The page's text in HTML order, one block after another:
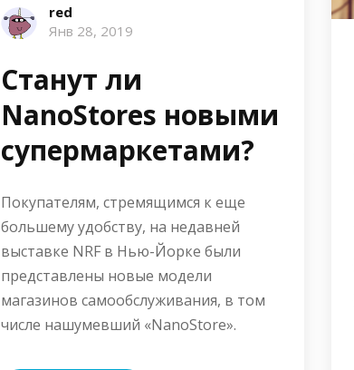
red
Янв 28, 2019
Станут ли
NanoStores новыми
супермаркетами?
Покупателям, стремящимся к еще
большему удобству, на недавней
выставке NRF в Нью-Йорке были
представлены новые модели
магазинов самообслуживания, в том
числе нашумевший «NanoStore».